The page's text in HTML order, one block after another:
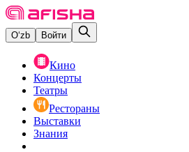
O‘zb Войти
Кино
Концерты
Театры
Рестораны
Выставки
Знания